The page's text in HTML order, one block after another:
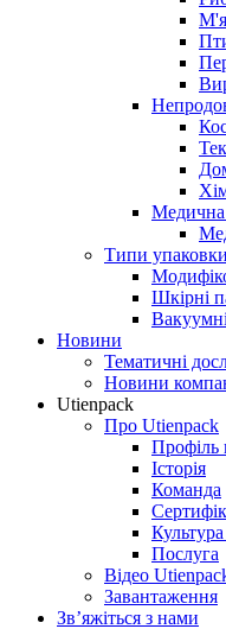
Медична
Типи упаковки
Шкірні
Новини
Тематичні
Новини
Utienpack
Про Utienpack
Профіль
Історія
Команда
Послуга
Відео
Завантаження
Зв’яжіться з нами